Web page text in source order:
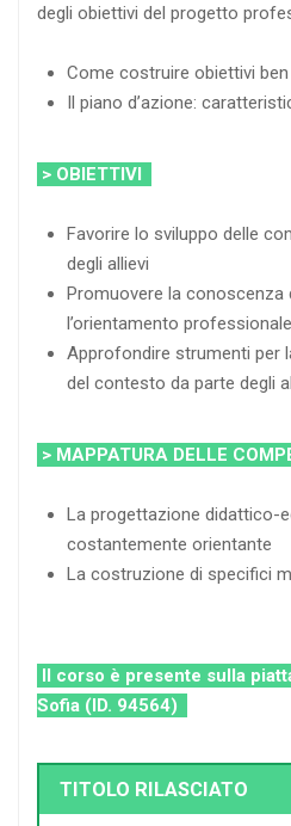
degli obiettivi del progetto
Come costruire obiettivi
Il piano d’azione:
> OBIETTIVI
Favorire lo sviluppo delle
degli allievi
Promuovere la conoscenza
l’orientamento professionale
Approfondire strumenti per
del contesto da parte degli
> MAPPATURA DELLE
La progettazione didattico-
costantemente orientante
La costruzione di specifici
Il corso è presente sulla
Sofia (ID. 94564)
TITOLO RILASCIATO